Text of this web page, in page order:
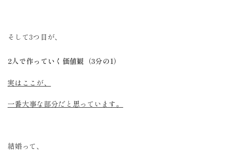
そして3つ目が、
2人で作っていく価値観（3分の1）
実はここが、
一番大事な部分だと思っています。
結婚って、